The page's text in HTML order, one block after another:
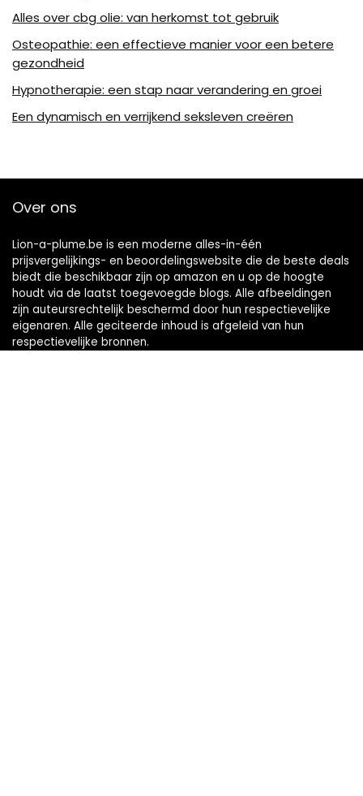
Alles over cbg olie: van herkomst tot gebruik
Osteopathie: een effectieve manier voor een betere
gezondheid
Hypnotherapie: een stap naar verandering en groei
Een dynamisch en verrijkend seksleven creëren
Over ons
Lion-a-plume.be is een moderne alles-in-één
prijsvergelijkings- en beoordelingswebsite die de beste deals
biedt die beschikbaar zijn op amazon en u op de hoogte
houdt via de laatst toegevoegde blogs. Alle afbeeldingen
zijn auteursrechtelijk beschermd door hun respectievelijke
eigenaren. Alle geciteerde inhoud is afgeleid van hun
respectievelijke bronnen.